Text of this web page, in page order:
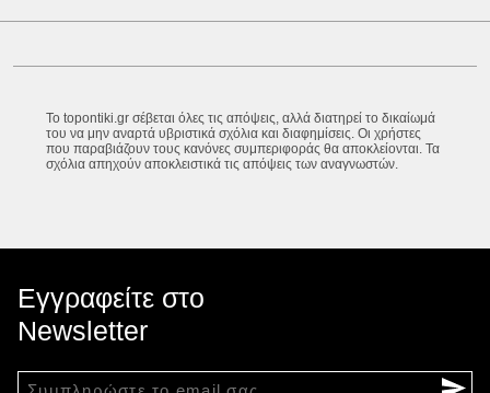
Το topontiki.gr σέβεται όλες τις απόψεις, αλλά διατηρεί το δικαίωμά
του να μην αναρτά υβριστικά σχόλια και διαφημίσεις. Οι χρήστες
που παραβιάζουν τους κανόνες συμπεριφοράς θα αποκλείονται. Τα
σχόλια απηχούν αποκλειστικά τις απόψεις των αναγνωστών.
Εγγραφείτε στο
Newsletter